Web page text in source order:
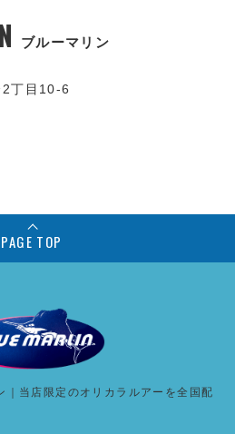
ブルーマリン
2丁目10-6
PAGE TOP
｜当店限定のオリカラルアーを全国配